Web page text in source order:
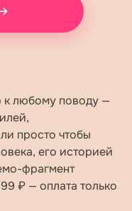
к любому поводу —
просто чтобы
его историей
фрагмент
₽ — оплата только